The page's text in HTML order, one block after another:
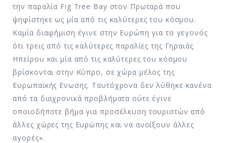
την παραλία Fig Tree Bay στον Πρωταρά που
ψηφίστηκε ως μία από τις καλύτερες του κόσμου.
Καμία διαφήμιση έγινε στην Ευρώπη για το γεγονός
ότι τρεις από τις καλύτερες παραλίες της Γηραιάς
Ηπείρου και μία από τις καλύτερες του κόσμου
βρίσκονται στην Κύπρο, σε χώρα μέλος της
Ευρωπαϊκής Ενωσης. Ταυτόχρονα δεν λύθηκε κανένα
από τα διαχρονικά προβλήματα ούτε έγινε
οποιοδήποτε βήμα για προσέλκυση τουριστών από
άλλες χώρες της Ευρώπης και να ανοίξουν άλλες
αγορές».